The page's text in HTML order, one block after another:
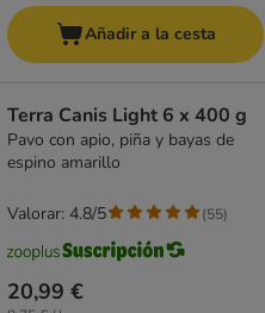
Añadir a la cesta
Terra Canis Light 6 x 400 g
Pavo con apio, piña y bayas de
espino amarillo
20,99 €
Valorar: 4.8/5 (55)